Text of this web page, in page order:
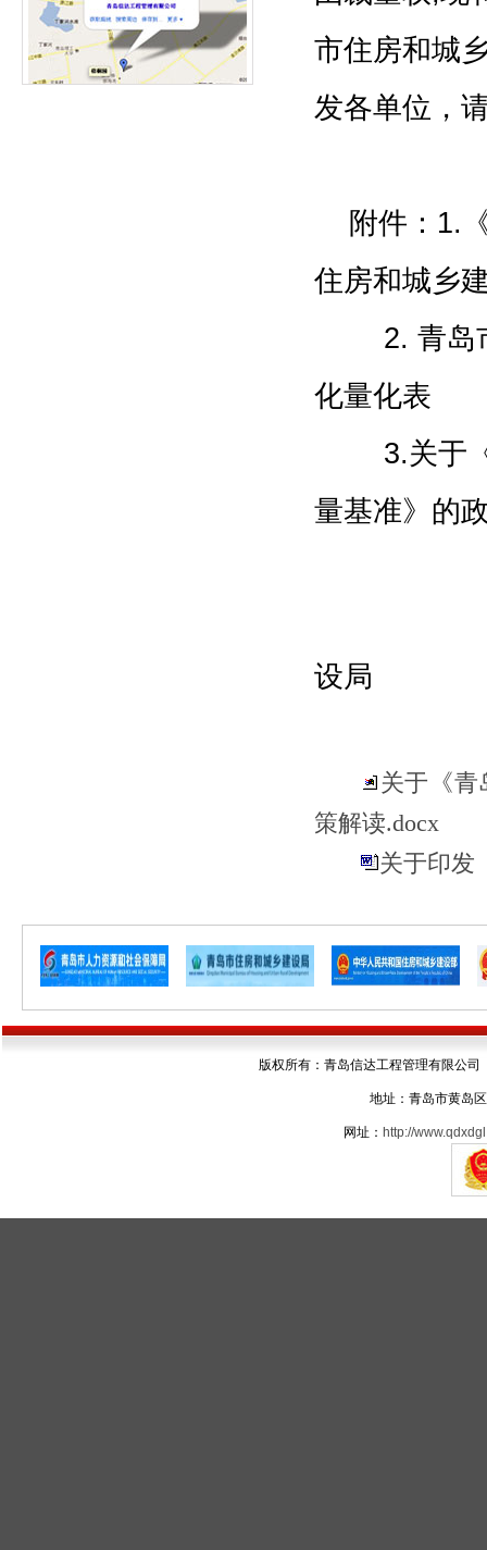
市住房和城
发各单位，
附件：1.《
住房和城乡
2. 青岛市
化量化表
3.关于《
量基准》的
设局
关于《
策解读.docx
关于印发
版权所有：青岛信达工程管理有限公
地址：青岛市黄岛
网址： http://